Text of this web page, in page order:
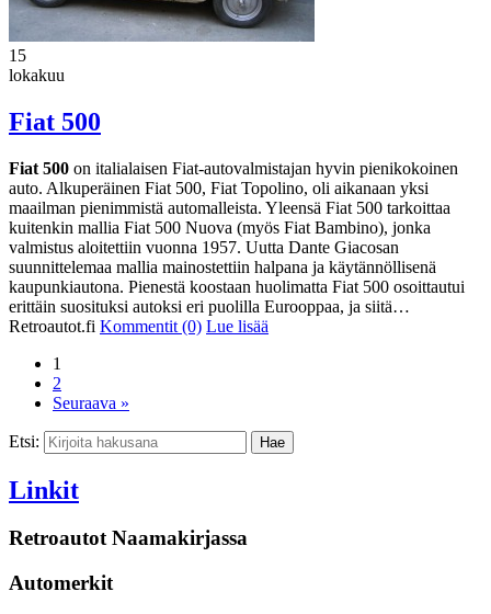
15
lokakuu
Fiat 500
Fiat 500 on italialaisen Fiat-autovalmistajan hyvin pienikokoinen
auto. Alkuperäinen Fiat 500, Fiat Topolino, oli aikanaan yksi
maailman pienimmistä automalleista. Yleensä Fiat 500 tarkoittaa
kuitenkin mallia Fiat 500 Nuova (myös Fiat Bambino), jonka
valmistus aloitettiin vuonna 1957. Uutta Dante Giacosan
suunnittelemaa mallia mainostettiin halpana ja käytännöllisenä
kaupunkiautona. Pienestä koostaan huolimatta Fiat 500 osoittautui
erittäin suosituksi autoksi eri puolilla Eurooppaa, ja siitä…
Retroautot.fi Kommentit (0) Lue lisää
1
2
Seuraava »
Etsi:
Linkit
Retroautot Naamakirjassa
Automerkit